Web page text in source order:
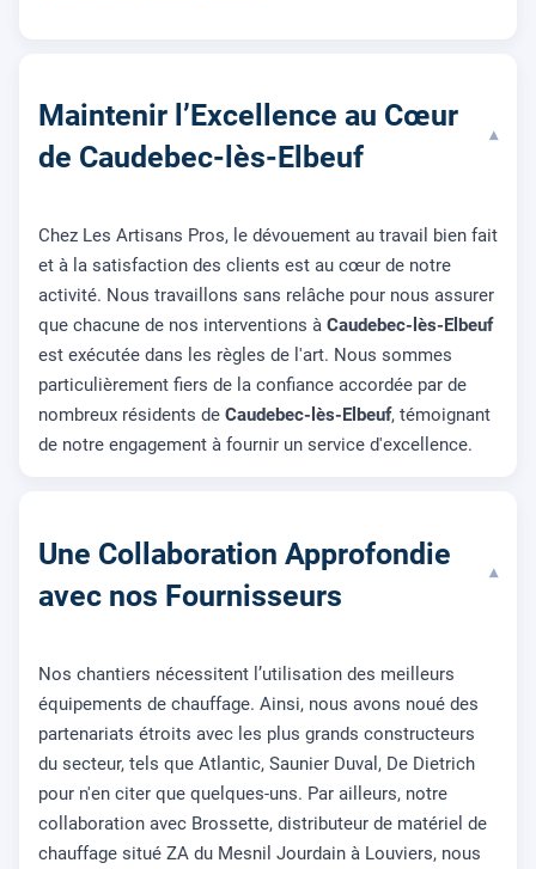
Maintenir l’Excellence au Cœur
de Caudebec-lès-Elbeuf
▾
Chez Les Artisans Pros, le dévouement au travail bien fait
et à la satisfaction des clients est au cœur de notre
activité. Nous travaillons sans relâche pour nous assurer
que chacune de nos interventions à Caudebec-lès-Elbeuf
est exécutée dans les règles de l'art. Nous sommes
particulièrement fiers de la confiance accordée par de
nombreux résidents de Caudebec-lès-Elbeuf, témoignant
de notre engagement à fournir un service d'excellence.
Une Collaboration Approfondie
avec nos Fournisseurs
▾
Nos chantiers nécessitent l’utilisation des meilleurs
équipements de chauffage. Ainsi, nous avons noué des
partenariats étroits avec les plus grands constructeurs
du secteur, tels que Atlantic, Saunier Duval, De Dietrich
pour n'en citer que quelques-uns. Par ailleurs, notre
collaboration avec Brossette, distributeur de matériel de
chauffage situé ZA du Mesnil Jourdain à Louviers, nous